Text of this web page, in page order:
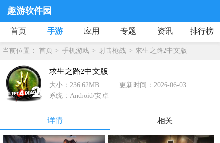
趣游软件园
首页 手游 应用 专题 资讯 排行榜
当前位置： 首页 手机游戏 射击枪战 求生之路2中文版
求生之路2中文版
大小：236.62MB
更新时间：2026-06-03
系统：Android/安卓
详情 相关